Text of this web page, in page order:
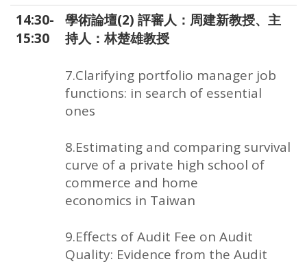
14:30-
15:30
學術論壇(2) 評審人：周建新教授、主
持人：林楚雄教授
7.Clarifying portfolio manager job
functions: in search of essential
ones
8.Estimating and comparing survival
curve of a private high school of
commerce and home
economics in Taiwan
9.Effects of Audit Fee on Audit
Quality: Evidence from the Audit